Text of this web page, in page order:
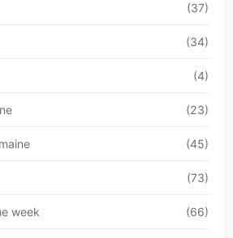
(37)
(34)
(4)
(23)
(45)
(73)
week (66)